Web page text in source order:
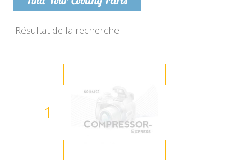
Résultat de la recherche:
1